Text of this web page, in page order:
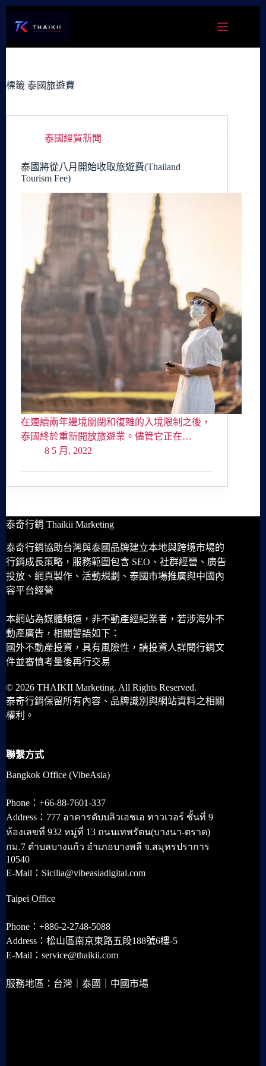
容
標籤 泰國旅遊費
泰國經貿新聞
泰國將從八月開始收取旅遊費(Thailand
Tourism Fee)
在連續兩年邊境關閉和復雜的入境限制之後，
泰國終於重新開放旅遊業。儘管它正在…
8 5 月, 2022
泰奇行銷 Thaikii Marketing
泰奇行銷協助台灣與泰國品牌建立本地與跨境市場的
行銷成長策略，服務範圍包含 SEO、社群經營、廣告
投放、網頁製作、活動規劃、泰國市場推廣與中國內
容平台經營
本網站為媒體頻道，非不動產經紀業者，若涉海外不
動產廣告，相關警語如下：
國外不動產投資，具有風險性，請投資人詳閱行銷文
件並審慎考量後再行交易
© 2026 THAIKII Marketing. All Rights Reserved.
泰奇行銷保留所有內容、品牌識別與網站資料之相關
權利。
聯繫方式
Bangkok Office (VibeAsia)
Phone：+66-88-7601-337
Address：777 อาคารดับบลิวเอชเอ ทาวเวอร์ ชั้นที่ 9
ห้องเลขที่ 932 หมู่ที่ 13 ถนนเทพรัตน(บางนา-ตราด)
กม.7 ตำบลบางแก้ว อำเภอบางพลี จ.สมุทรปราการ
10540
E-Mail：Sicilia@vibeasiadigital.com
Taipei Office
Phone：+886-2-2748-5088
Address：松山區南京東路五段188號6樓-5
E-Mail：service@thaikii.com
服務地區：台灣｜泰國｜中國市場